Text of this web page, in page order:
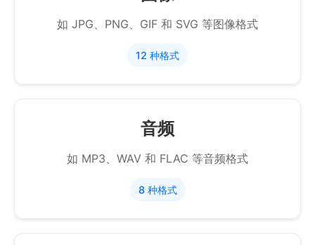
如 JPG、PNG、GIF 和 SVG 等图像格式
12 种格式
音频
如 MP3、WAV 和 FLAC 等音频格式
8 种格式